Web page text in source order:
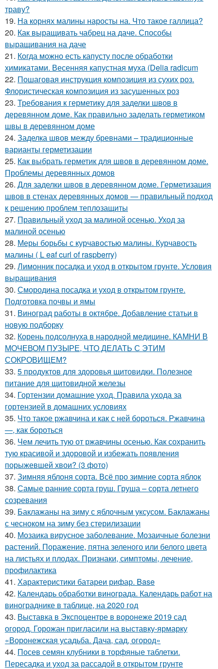
траву?
19. На корнях малины наросты на. Что такое галлица?
20. Как выращивать чабрец на даче. Способы
выращивания на даче
21. Когда можно есть капусту после обработки
химикатами. Весенняя капустная муха (Delia radicum
22. Пошаговая инструкция композиция из сухих роз.
Флористическая композиция из засушенных роз
23. Требования к герметику для заделки швов в
деревянном доме. Как правильно заделать герметиком
швы в деревянном доме
24. Заделка швов между бревнами – традиционные
варианты герметизации
25. Как выбрать герметик для швов в деревянном доме.
Проблемы деревянных домов
26. Для заделки швов в деревянном доме. Герметизация
швов в стенах деревянных домов — правильный подход
к решению проблем теплозащиты
27. Правильный уход за малиной осенью. Уход за
малиной осенью
28. Меры борьбы с курчавостью малины. Курчавость
малины ( L eaf curl of raspberry)
29. Лимонник посадка и уход в открытом грунте. Условия
выращивания
30. Смородина посадка и уход в открытом грунте.
Подготовка почвы и ямы
31. Виноград работы в октябре. Добавление статьи в
новую подборку
32. Корень подсолнуха в народной медицине. КАМНИ В
МОЧЕВОМ ПУЗЫРЕ, ЧТО ДЕЛАТЬ С ЭТИМ
СОКРОВИЩЕМ?
33. 5 продуктов для здоровья щитовидки. Полезное
питание для щитовидной железы
34. Гортензии домашние уход. Правила ухода за
гортензией в домашних условиях
35. Что такое ржавчина и как с ней бороться. Ржавчина
—, как бороться
36. Чем лечить тую от ржавчины осенью. Как сохранить
тую красивой и здоровой и избежать появления
порыжевшей хвои? (3 фото)
37. Зимняя яблоня сорта. Всё про зимние сорта яблок
38. Самые ранние сорта груш. Груша – сорта летнего
созревания
39. Баклажаны на зиму с яблочным уксусом. Баклажаны
с чесноком на зиму без стерилизации
40. Мозаика вирусное заболевание. Мозаичные болезни
растений. Поражение, пятна зеленого или белого цвета
на листьях и плодах. Признаки, симптомы, лечение,
профилактика
41. Характеристики батареи рифар. Base
42. Календарь обработки винограда. Календарь работ на
винограднике в таблице, на 2020 год
43. Выставка в Экспоцентре в воронеже 2019 сад
огород. Горожан пригласили на выставку-ярмарку
«Воронежская усадьба. Дача, сад, огород»
44. Посев семян клубники в торфяные таблетки.
Пересадка и уход за рассадой в открытом грунте